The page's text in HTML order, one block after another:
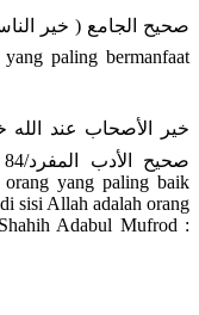
yang paling baik
sisi Allah adalah orang
Adabul Mufrod :